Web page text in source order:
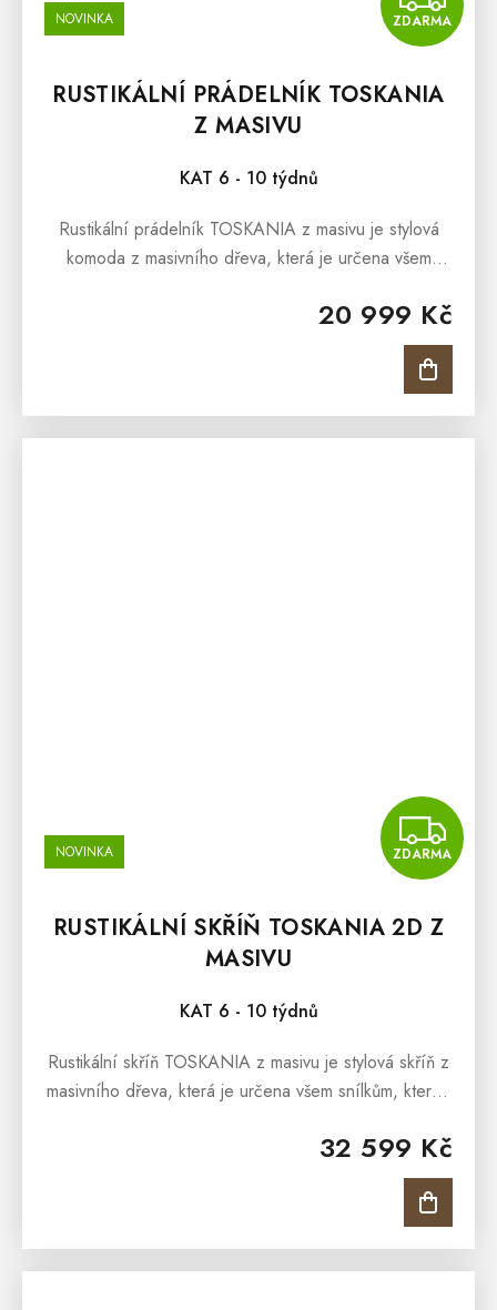
NOVINKA ZDARMA
RUSTIKÁLNÍ PRÁDELNÍK TOSKANIA
Z MASIVU
KAT 6 - 10 týdnů
20 999 Kč
Rustikální prádelník TOSKANIA z masivu je stylová
komoda z masivního dřeva, která je určena všem
NOVINKA ZDARMA
RUSTIKÁLNÍ SKŘÍŇ TOSKANIA 2D Z
MASIVU
KAT 6 - 10 týdnů
32 599 Kč
Rustikální skříň TOSKANIA z masivu je stylová skříň z
masivního dřeva, která je určena všem snílkům, kterým